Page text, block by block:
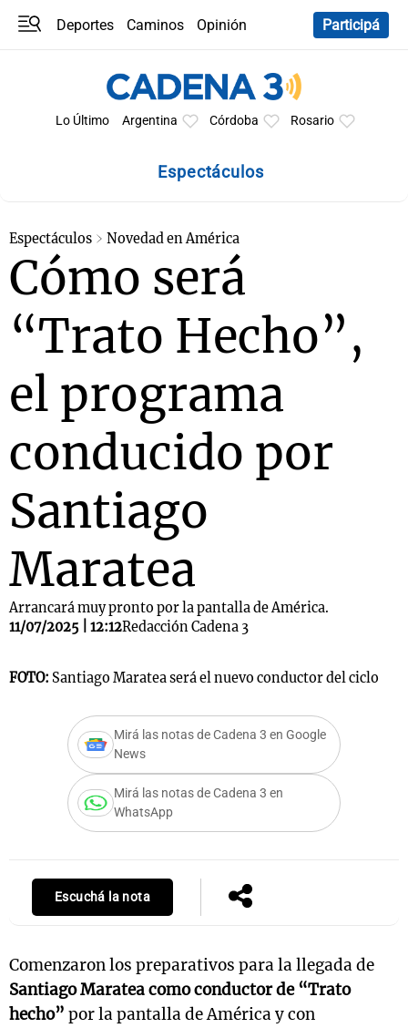
Deportes Caminos
Opinión
Participá
Lo Último Argentina Córdoba Rosario
Espectáculos
Espectáculos Novedad en América
Cómo será
“Trato Hecho”,
el programa
conducido por
Santiago
Maratea
Arrancará muy pronto por la pantalla de América.
11/07/2025 | 12:12Redacción Cadena 3
FOTO: Santiago Maratea será el nuevo conductor del ciclo
Mirá las notas de Cadena 3 en Google
News
Mirá las notas de Cadena 3 en
WhatsApp
Escuchá la nota
Comenzaron los preparativos para la llegada de
Santiago Maratea como conductor de “Trato
hecho” por la pantalla de América y con
Notas
Mundial 2026
Cadena 3